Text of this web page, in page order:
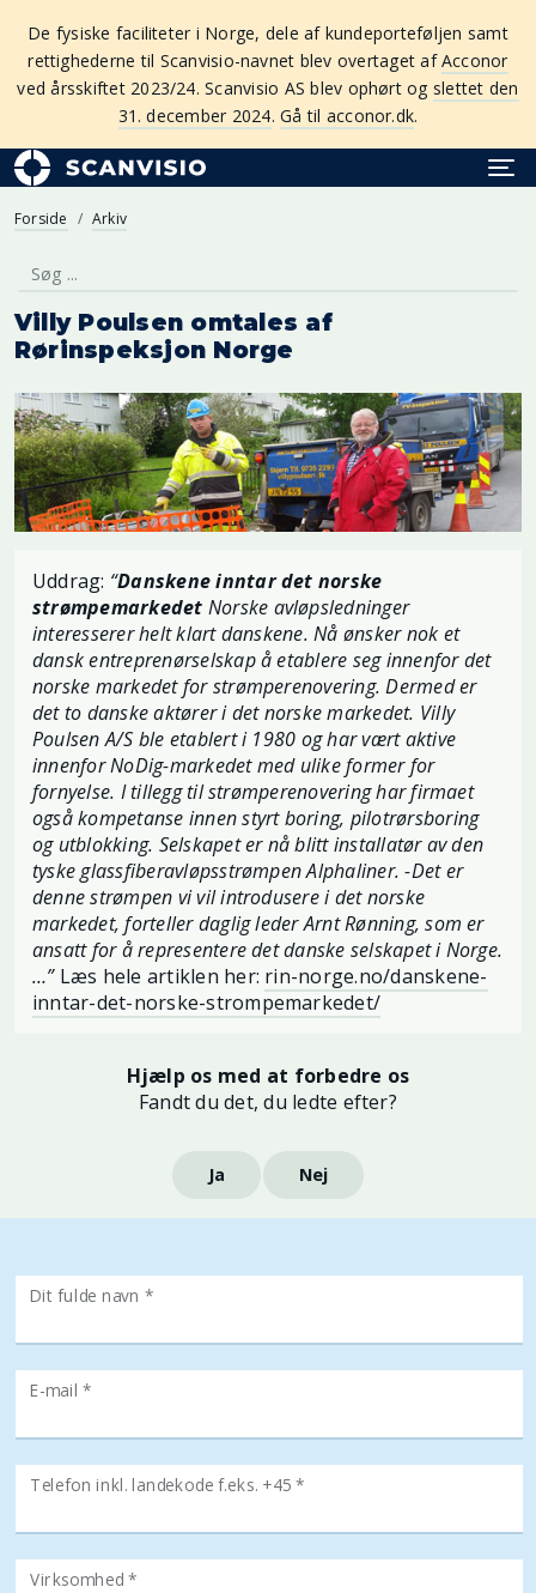
De fysiske faciliteter i Norge, dele af kundeporteføljen samt
rettighederne til Scanvisio-navnet blev overtaget afAcconor
ved årsskiftet 2023/24. Scanvisio AS blev ophørt og slettet den
31. december 2024.Gå til acconor.dk.
Forside Arkiv
Villy Poulsen omtales af
Rørinspeksjon Norge
Uddrag: “Danskene inntar det norske
strømpemarkedet Norske avløpsledninger
interesserer helt klart danskene. Nå ønsker nok et
dansk entreprenørselskap å etablere seg innenfor det
norske markedet for strømperenovering. Dermed er
det to danske aktører i det norske markedet. Villy
Poulsen A/S ble etablert i 1980 og har vært aktive
innenfor NoDig-markedet med ulike former for
fornyelse. I tillegg til strømperenovering har firmaet
også kompetanse innen styrt boring, pilotrørsboring
og utblokking. Selskapet er nå blitt installatør av den
tyske glassfiberavløpsstrømpen Alphaliner. -Det er
denne strømpen vi vil introdusere i det norske
markedet, forteller daglig leder Arnt Rønning, som er
ansatt for å representere det danske selskapet i Norge.
…”Læs hele artiklen her: rin-norge.no/danskene-
inntar-det-norske-strompemarkedet/
Hjælp os med at forbedre os
Fandt du det, du ledte efter?
Ja Nej
Dit fulde navn *
E-mail *
Telefon inkl. landekode f.eks. +45 *
Virksomhed *